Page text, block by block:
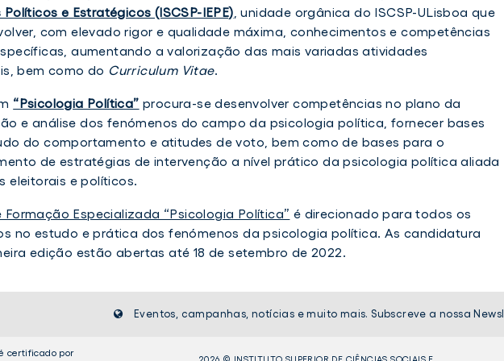
e Estratégicos (ISCSP-IEPE) , unidade orgânica do ISCSP-ULisboa que
com elevado rigor e qualidade máxima, conhecimentos e competências
aumentando a valorização das mais variadas atividades
bem como do Curriculum Vitae.
“Psicologia Política” procura-se desenvolver competências no plano da
e análise dos fenómenos do campo da psicologia política, fornecer bases
do comportamento e atitudes de voto, bem como de bases para o
de estratégias de intervenção a nível prático da psicologia política aliada
eleitorais e políticos.
Formação Especializada “Psicologia Política” é direcionado para todos os
no estudo e prática dos fenómenos da psicologia política. As candidatura
edição estão abertas até 18 de setembro de 2022.
Eventos, campanhas, notícias e muito mais. Subscreve a nossa
é certificado por